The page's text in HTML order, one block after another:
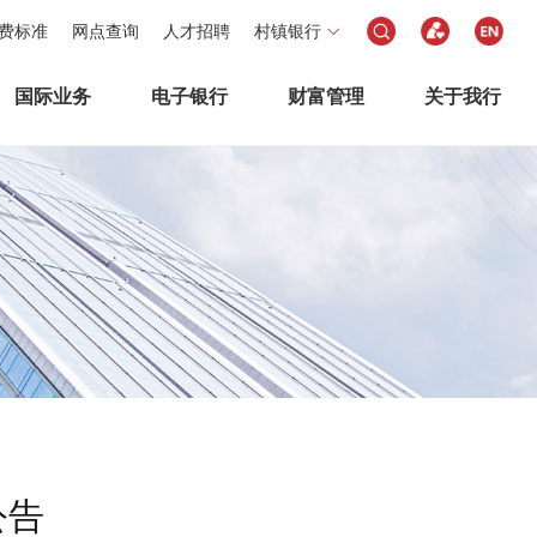
标准 网点查询 人才招聘 村镇银行
国际业务 电子银行 财富管理 关于我行
告